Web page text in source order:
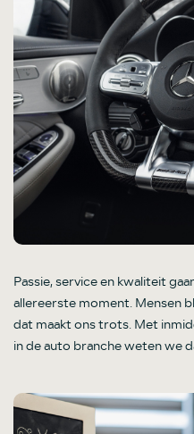
Passie, service en kwaliteit
allereerste moment. Mensen
dat maakt ons trots. Met
in de auto branche weten we